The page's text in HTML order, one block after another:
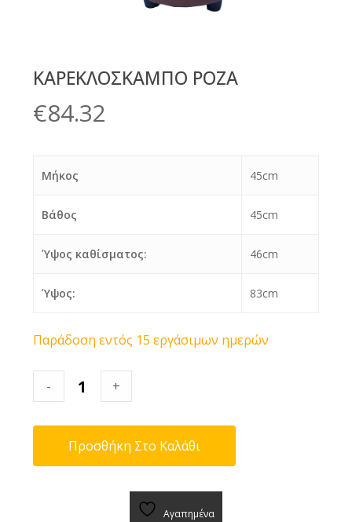
ΚΑΡΕΚΛΟΣΚΑΜΠΟ ΡΟΖΑ
€84.32
Μήκος 45cm
Βάθος 45cm
Ύψος καθίσματος: 46cm
Ύψος: 83cm
Παράδοση εντός 15 εργάσιμων ημερών
- +
Προσθήκη Στο Καλάθι
Αγαπημένα